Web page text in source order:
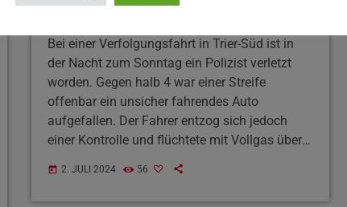
Bei einer Verfolgungsfahrt in Trier-Süd ist in
der Nacht zum Sonntag ein Polizist verletzt
worden. Gegen halb 4 war einer Streife
offenbar ein unsicher fahrendes Auto
aufgefallen. Der Fahrer entzog sich jedoch
einer Kontrolle und flüchtete mit Vollgas über
Bereich der Lasinskystraße gestellt und
festgenommen werden. Dabei leistete er
today 2. JULI 2024 56